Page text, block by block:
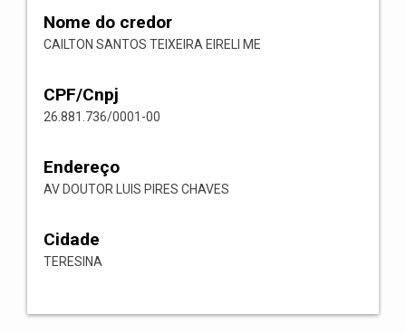
Nome do credor
CAILTON SANTOS TEIXEIRA EIRELI ME
CPF/Cnpj
26.881.736/0001-00
Endereço
AV DOUTOR LUIS PIRES CHAVES
Cidade
TERESINA